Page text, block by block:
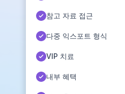
참고 자료 접근
다중 익스포트 형식
VIP 치료
내부 혜택